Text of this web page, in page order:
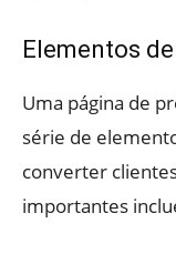
Elementos
Uma página de
série de
converter
importantes